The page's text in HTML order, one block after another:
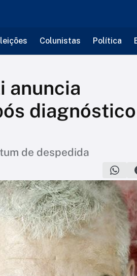
Colunistas Política
anuncia
de despedida